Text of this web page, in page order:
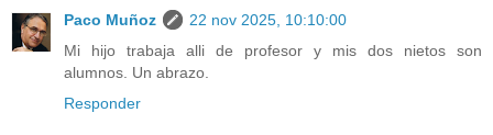
Paco Muñoz
22 nov 2025, 10:10:00
Mi hijo trabaja alli de profesor y mis dos nietos son
alumnos. Un abrazo.
Responder